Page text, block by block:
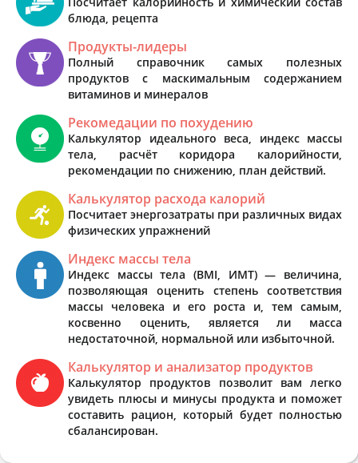
блюда, рецепта
Продукты-лидеры
Полный справочник самых полезных
продуктов с маскимальным содержанием
витаминов и минералов
Рекомедации по похудению
Калькулятор идеального веса, индекс массы
тела, расчёт коридора калорийности,
рекомендации по снижению, план действий.
Калькулятор расхода калорий
Посчитает энергозатраты при различных видах
физических упражнений
Индекс массы тела
Индекс массы тела (BMI, ИМТ) — величина,
позволяющая оценить степень соответствия
массы человека и его роста и, тем самым,
косвенно оценить, является ли масса
недостаточной, нормальной или избыточной.
Калькулятор и анализатор продуктов
Калькулятор продуктов позволит вам легко
увидеть плюсы и минусы продукта и поможет
составить рацион, который будет полностью
сбалансирован.